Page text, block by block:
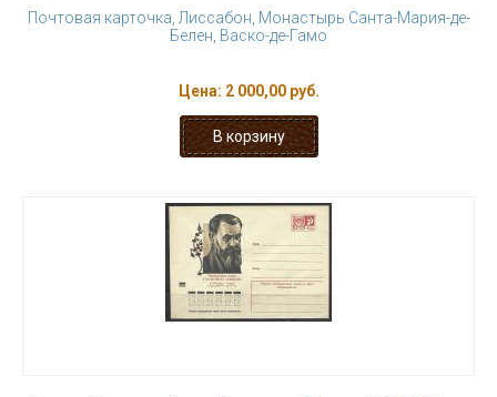
Почтовая карточка, Лиссабон, Монастырь Санта-Мария-де-
Белен, Васко-де-Гамо
Цена: 2 000,00 руб.